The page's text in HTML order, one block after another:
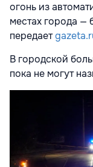
огонь из
местах города —
передает
В городской
пока не могут